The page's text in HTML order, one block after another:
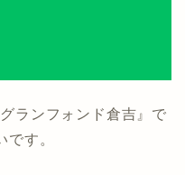
ランフォンド倉吉』で
す。